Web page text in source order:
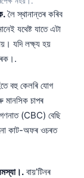
লৈ স্থানান্তৰ কৰিব
যথেষ্ট যাতে এটা
যদি লক্ষ্য হয়
বহু কেলৰি যোগ
চাপৰ
গণনাত (CBC) বেছি
কাট-অফৰ ওচৰত
বায়’টিনৰ